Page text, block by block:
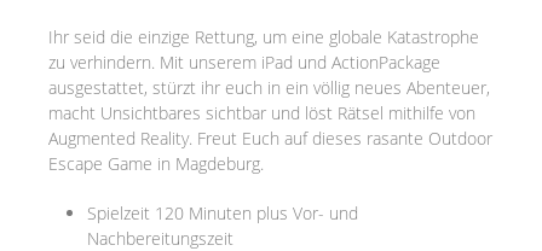
Ihr seid die einzige Rettung, um eine globale Katastrophe
zu verhindern. Mit unserem iPad und ActionPackage
ausgestattet, stürzt ihr euch in ein völlig neues Abenteuer,
macht Unsichtbares sichtbar und löst Rätsel mithilfe von
Augmented Reality. Freut Euch auf dieses rasante Outdoor
Escape Game in Magdeburg.
Spielzeit 120 Minuten plus Vor- und
Nachbereitungszeit